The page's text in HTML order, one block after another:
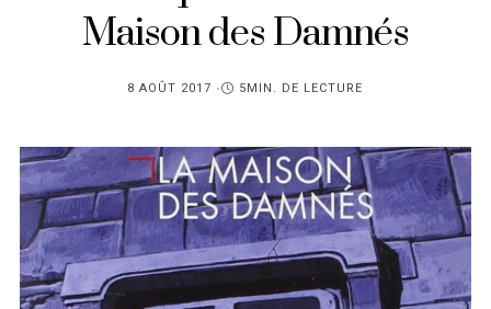
Maison des Damnés
PUBLIÉ
8 AOÛT 2017 5MIN. DE LECTURE